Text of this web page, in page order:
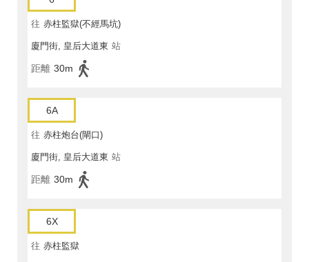
往 赤柱監獄(不經馬坑)
廈門街, 皇后大道東 站
距離 30m
6A
往 赤柱炮台(閘口)
廈門街, 皇后大道東 站
距離 30m
6X
往 赤柱監獄